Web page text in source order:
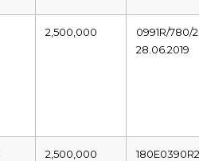
2,500,000
0991R/780/
28.06.2019
2,500,000